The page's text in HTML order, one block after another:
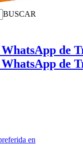
BUSCAR
de
de
en